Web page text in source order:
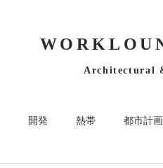
Architectural
開発 熱帯 都市計画